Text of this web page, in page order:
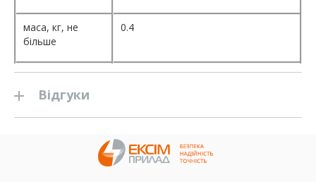
маса, кг, не
більше
0.4
Відгуки